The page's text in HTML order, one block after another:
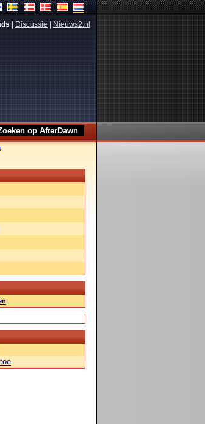
Discussie Nieuws2.nl